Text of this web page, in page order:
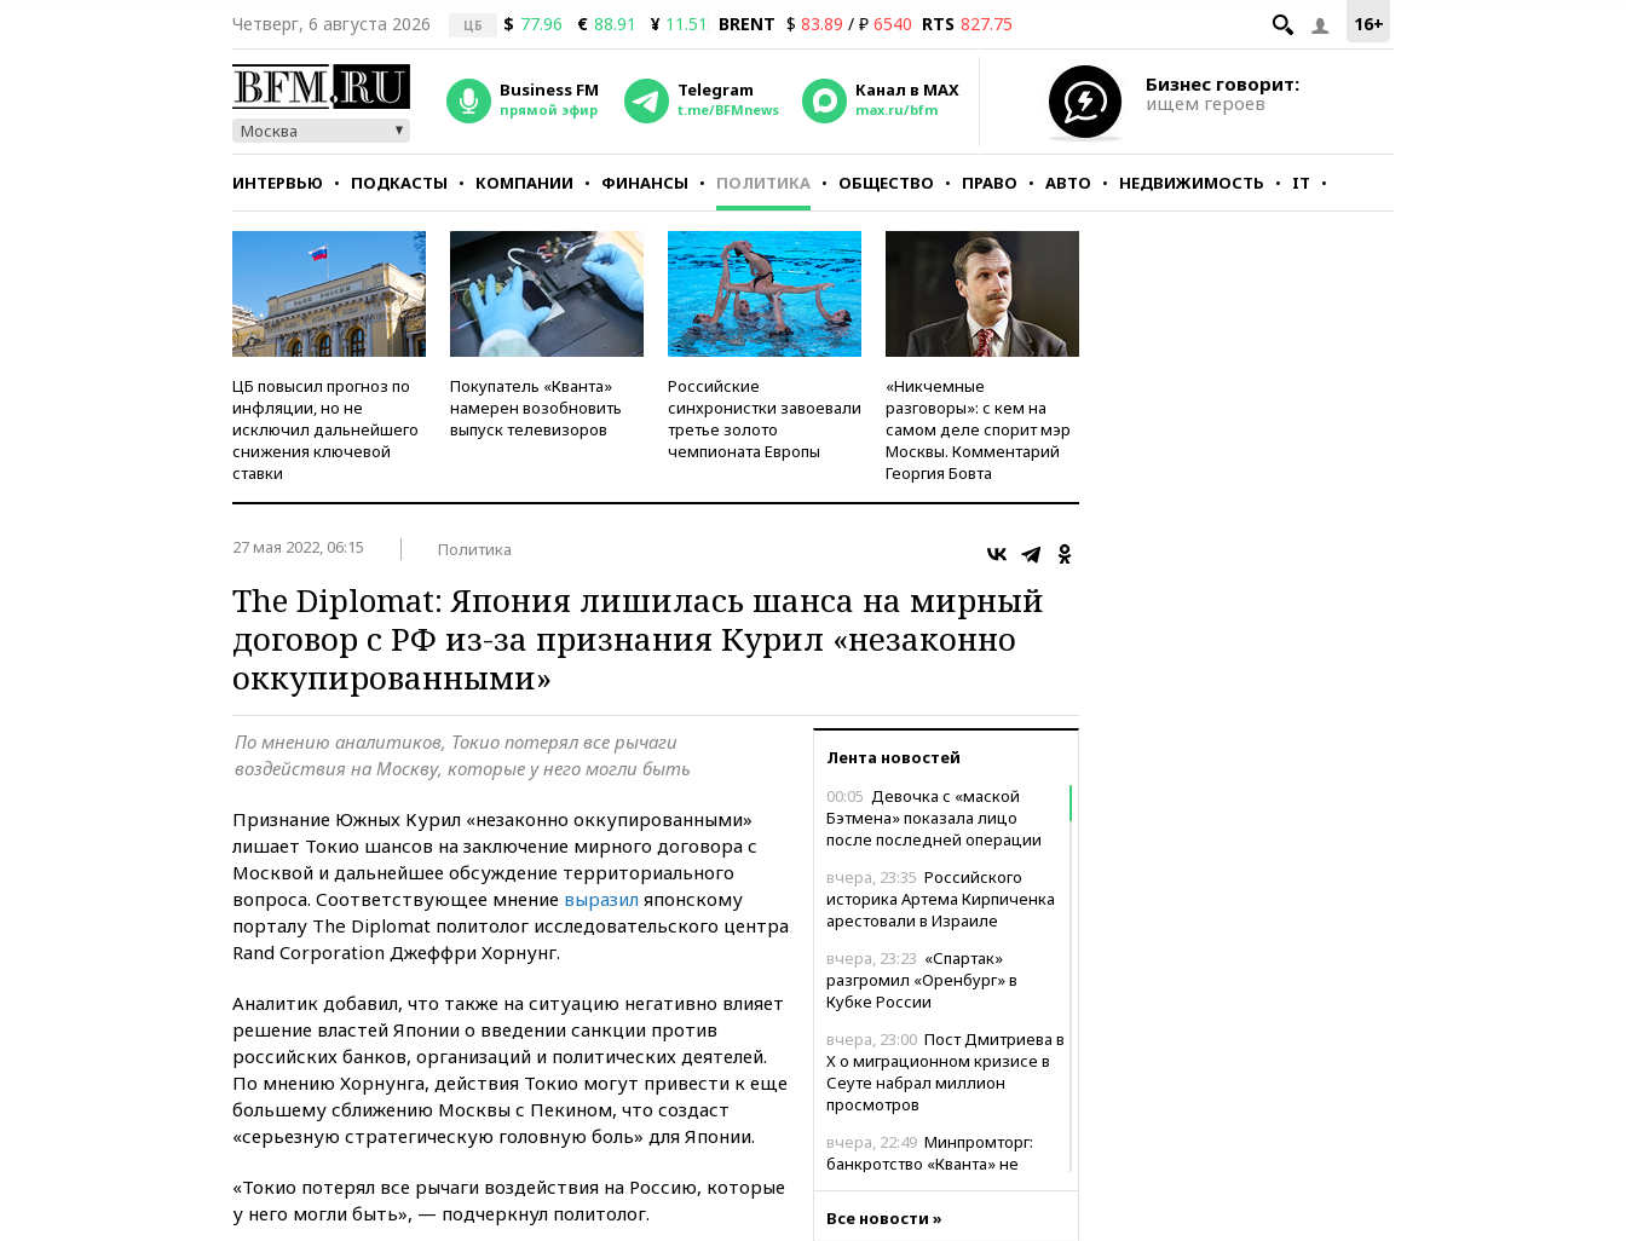
16+
Четверг, 6 августа 2026 ЦБ $ 77.96 € 88.91 ¥ 11.51 BRENT $ 83.89 / ₽ 6540 RTS 827.75
Москва
Business FM
прямой эфир
Telegram
t.me/BFMnews
Канал в MAX
max.ru/bfm
Бизнес говорит:
ищем героев
ИНТЕРВЬЮ ПОДКАСТЫ КОМПАНИИ ФИНАНСЫ ПОЛИТИКА ОБЩЕСТВО ПРАВО АВТО НЕДВИЖИМОСТЬ IT
СТИЛЬ ТЕСТЫ
ЦБ повысил прогноз по
инфляции, но не
исключил дальнейшего
снижения ключевой
ставки
Покупатель «Кванта»
намерен возобновить
выпуск телевизоров
Российские
синхронистки завоевали
третье золото
чемпионата Европы
«Никчемные
разговоры»: с кем на
самом деле спорит мэр
Москвы. Комментарий
Георгия Бовта
27 мая 2022, 06:15 Политика
The Diplomat: Япония лишилась шанса на мирный
договор с РФ из-за признания Курил «незаконно
оккупированными»
Лента новостей
00:05 Девочка с «маской
Бэтмена» показала лицо
после последней операции
вчера, 23:35 Российского
историка Артема Кирпиченка
арестовали в Израиле
вчера, 23:23 «Спартак»
разгромил «Оренбург» в
Кубке России
вчера, 23:00 Пост Дмитриева в
X о миграционном кризисе в
Сеуте набрал миллион
просмотров
вчера, 22:49 Минпромторг:
банкротство «Кванта» не
РФ
Все новости »
По мнению аналитиков, Токио потерял все рычаги
воздействия на Москву, которые у него могли быть
Признание Южных Курил «незаконно оккупированными»
лишает Токио шансов на заключение мирного договора с
Москвой и дальнейшее обсуждение территориального
вопроса. Соответствующее мнение выразил японскому
порталу The Diplomat политолог исследовательского центра
Rand Corporation Джеффри Хорнунг.
Аналитик добавил, что также на ситуацию негативно влияет
решение властей Японии о введении санкции против
российских банков, организаций и политических деятелей.
По мнению Хорнунга, действия Токио могут привести к еще
большему сближению Москвы с Пекином, что создаст
«серьезную стратегическую головную боль» для Японии.
«Токио потерял все рычаги воздействия на Россию, которые
у него могли быть», — подчеркнул политолог.